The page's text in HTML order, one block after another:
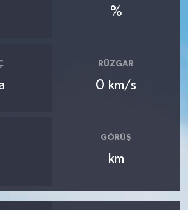
%
RÜZGAR
0 km/s
GÖRÜŞ
km